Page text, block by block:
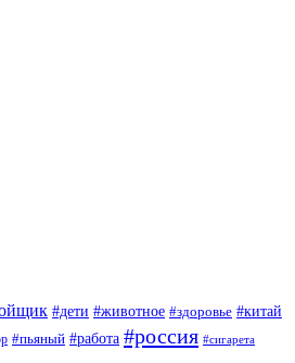
#дети #животное #здоровье #китай
#пьяный #работа #россия #сигарета